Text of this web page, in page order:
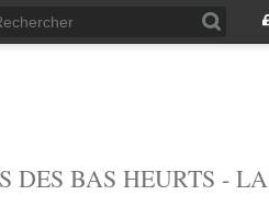
DES BAS HEURTS - LA